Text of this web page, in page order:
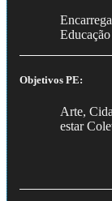
Educação
Objetivos PE:
Arte,
estar